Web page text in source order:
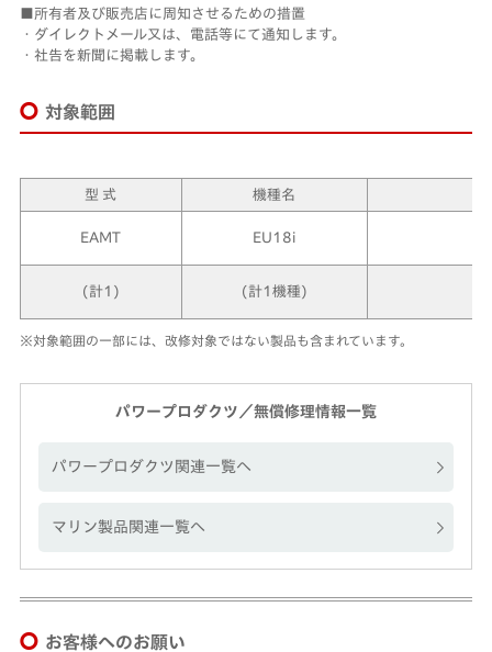
所有者及び販売店に周知させるための措置
・ダイレクトメール又は、電話等にて通知します。
・社告を新聞に掲載します。
対象範囲
型 式 機種名
EAMT EU18i
(計1) (計1機種)
※対象範囲の一部には、改修対象ではない製品も含まれています。
パワープロダクツ／無償修理情報一覧
パワープロダクツ関連一覧へ
マリン製品関連一覧へ
お客様へのお願い